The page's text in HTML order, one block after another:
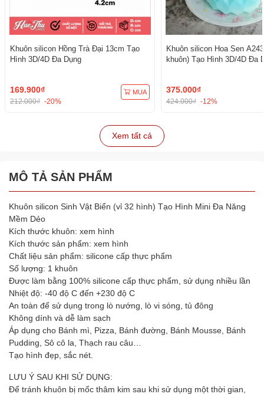
Khuôn silicon Hồng Trà Đại 13cm Tạo
Hình 3D/4D Đa Dụng
169.900₫
212.000₫ -20%
MUA
Khuôn silicon Hoa Sen
khuôn) Tạo Hình 3D/4D Đa
375.000₫
424.000₫ -12%
Xem tất cả
MÔ TẢ SẢN PHẨM
Khuôn silicon Sinh Vật Biển (vỉ 32 hình) Tạo Hình Mini Đa Năng
Mềm Dẻo
Kích thước khuôn: xem hình
Kích thước sản phẩm: xem hình
Chất liệu sản phẩm: silicone cấp thực phẩm
Số lượng: 1 khuôn
Được làm bằng 100% silicone cấp thực phẩm, sử dụng nhiều lần
Nhiệt độ: -40 độ C đến +230 độ C
An toàn để sử dụng trong lò nướng, lò vi sóng, tủ đông
Không dính và dễ làm sạch
Áp dụng cho Bánh mì, Pizza, Bánh đường, Bánh Mousse, Bánh
Pudding, Sô cô la, Thạch rau câu…
Tạo hình đẹp, sắc nét.
LƯU Ý SAU KHI SỬ DỤNG:
Để tránh khuôn bị mốc thâm kim sau khi sử dụng một thời gian,